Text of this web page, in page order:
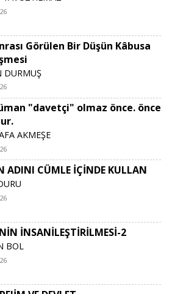
Görülen Bir Düşün Kâbusa
DURMUŞ
"davetçi" olmaz önce. önce
AKMEŞE
ADINI CÜMLE İÇİNDE KULLAN
İNSANİLEŞTİRİLMESİ-2
BOL